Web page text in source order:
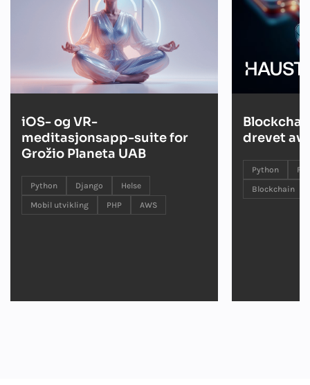
iOS- og VR-
meditasjonsapp-suite for
Grožio Planeta UAB
Python Django
Helse
Mobil utvikling
PHP AWS
drevet av
Python
Blockchain